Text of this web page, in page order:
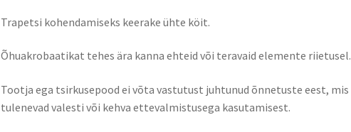
Trapetsi kohendamiseks keerake ühte köit.
Õhuakrobaatikat tehes ära kanna ehteid või teravaid elemente riietusel.
Tootja ega tsirkusepood ei võta vastutust juhtunud õnnetuste eest, mis
tulenevad valesti või kehva ettevalmistusega kasutamisest.